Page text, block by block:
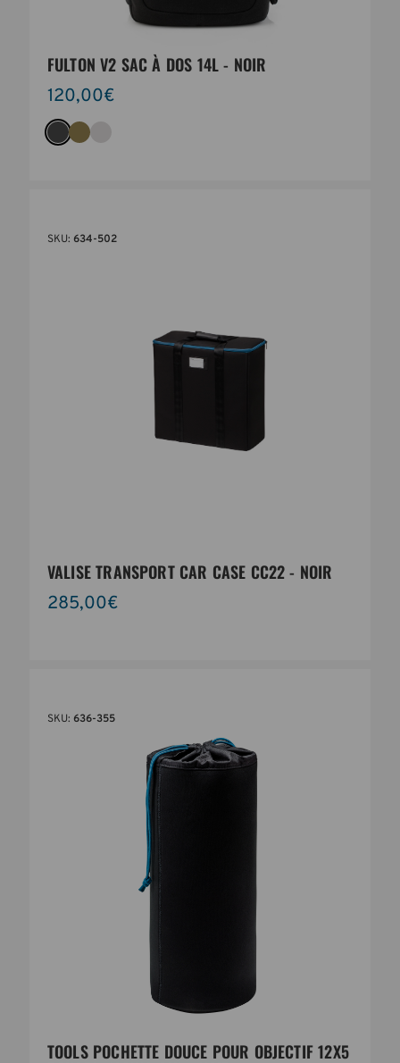
FULTON V2 SAC À DOS 14L - NOIR
120,00€
SKU: 634-502
VALISE TRANSPORT CAR CASE CC22 - NOIR
285,00€
SKU: 636-355
TOOLS POCHETTE DOUCE POUR OBJECTIF 12X5